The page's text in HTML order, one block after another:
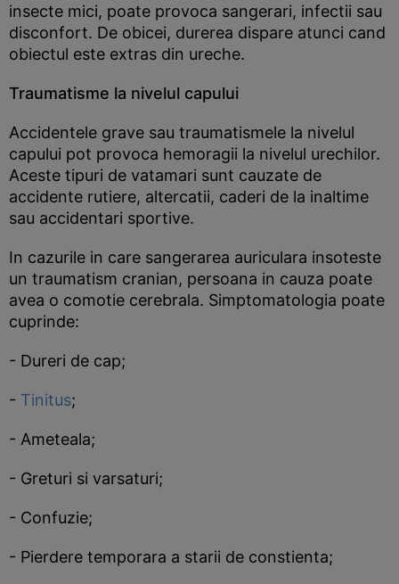
insecte mici, poate provoca sangerari, infectii sau
disconfort. De obicei, durerea dispare atunci cand
obiectul este extras din ureche.
Traumatisme la nivelul capului
Accidentele grave sau traumatismele la nivelul
capului pot provoca hemoragii la nivelul urechilor.
Aceste tipuri de vatamari sunt cauzate de
accidente rutiere, altercatii, caderi de la inaltime
sau accidentari sportive.
In cazurile in care sangerarea auriculara insoteste
un traumatism cranian, persoana in cauza poate
avea o comotie cerebrala. Simptomatologia poate
cuprinde:
- Dureri de cap;
- Tinitus;
- Ameteala;
- Greturi si varsaturi;
- Confuzie;
- Pierdere temporara a starii de constienta;